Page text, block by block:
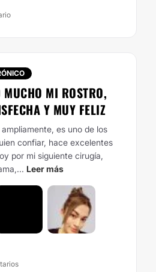
MI ROSTRO,
Y MUY FELIZ
es uno de los
confiar, hace excelentes
por mi siguiente cirugía,
Leer más